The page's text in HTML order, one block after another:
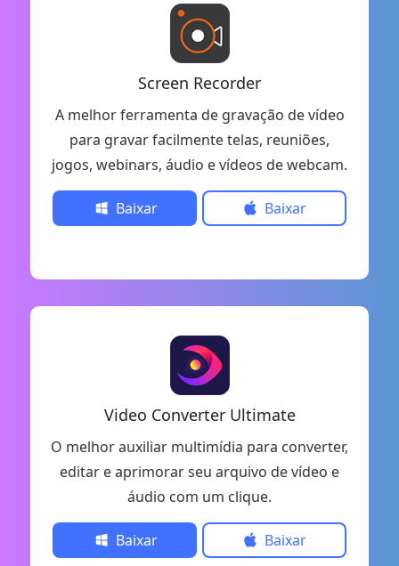
Screen Recorder
A melhor ferramenta de gravação de vídeo
para gravar facilmente telas, reuniões,
jogos, webinars, áudio e vídeos de webcam.
Baixar Baixar
Video Converter Ultimate
O melhor auxiliar multimídia para converter,
editar e aprimorar seu arquivo de vídeo e
áudio com um clique.
Baixar Baixar